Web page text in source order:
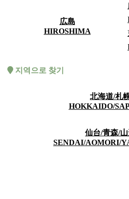
広島
HIROSHIMA
지역으로 찾기
北海道/札
HOKKAIDO/
仙台/青森/
SENDAI/AOMORI/